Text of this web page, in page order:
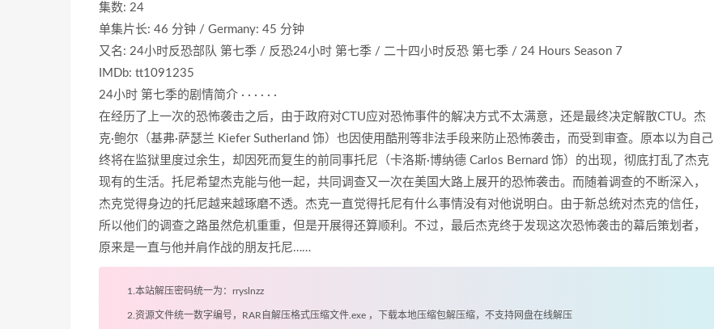
集数: 24
单集片长: 46 分钟 / Germany: 45 分钟
又名: 24小时反恐部队 第七季 / 反恐24小时 第七季 / 二十四小时反恐 第七季 / 24 Hours Season 7
IMDb: tt1091235
24小时 第七季的剧情简介 · · · · · ·
在经历了上一次的恐怖袭击之后，由于政府对CTU应对恐怖事件的解决方式不太满意，还是最终决定解散CTU。杰
克·鲍尔（基弗·萨瑟兰 Kiefer Sutherland 饰）也因使用酷刑等非法手段来防止恐怖袭击，而受到审查。原本以为自己
终将在监狱里度过余生，却因死而复生的前同事托尼（卡洛斯·博纳德 Carlos Bernard 饰）的出现，彻底打乱了杰克
现有的生活。托尼希望杰克能与他一起，共同调查又一次在美国大路上展开的恐怖袭击。而随着调查的不断深入，
杰克觉得身边的托尼越来越琢磨不透。杰克一直觉得托尼有什么事情没有对他说明白。由于新总统对杰克的信任，
所以他们的调查之路虽然危机重重，但是开展得还算顺利。不过，最后杰克终于发现这次恐怖袭击的幕后策划者，
原来是一直与他并肩作战的朋友托尼……
1.本站解压密码统一为：rryslnzz
2.资源文件统一数字编号，RAR自解压格式压缩文件.exe ，下载本地压缩包解压缩，不支持网盘在线解压